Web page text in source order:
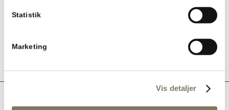
Statistik
Marketing
Vis detaljer
Tjek gerne vores åbningstider på
– det er den mest
info@detgriser.dk